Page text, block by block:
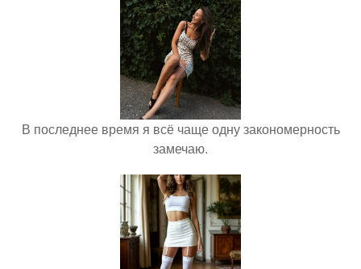
В последнее время я всё чаще одну закономерность
замечаю.